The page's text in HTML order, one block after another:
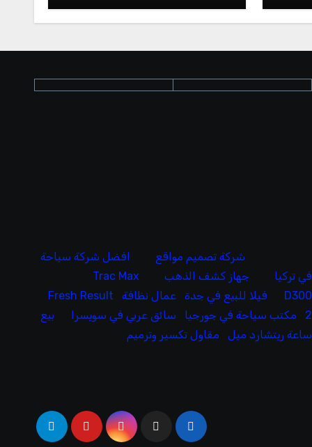
شركة تصميم مواقع
افضل شركة سياحة
في تركيا
جهاز كشف الذهب
Trac Max
D300
فيلا للبيع في جدة عمال نظافة
Fresh Result
2
مكتب سياحة في جورجيا سائق عربي في سويسرا
بيع
ساعة ريتشارد ميل
مقاول تكسير وترميم